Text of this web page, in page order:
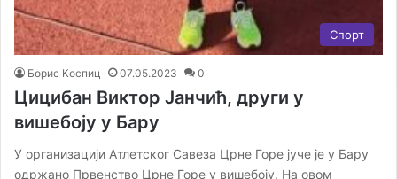
Спорт
Борис Коспиц 07.05.2023 0
Цицибан Виктор Јанчић, други у
вишебоју у Бару
У организацији Атлетског Савеза Црне Горе јуче је у Бару
одржано Првенство Црне Горе у вишебоју. На овом